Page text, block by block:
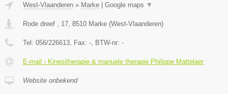
West-Vlaanderen » Marke | Google maps ▼
Rode dreef , 17 8510 Marke (West-Vlaanderen)
Tel: 056/226613 , Fax: - , BTW-nr: -
E-mail › Kinesitherapie & manuele therapie Philippe Mattelaer
Website onbekend